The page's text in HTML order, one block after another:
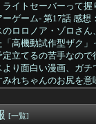
ライトセーバーって
ゲーム- 第17話 感想
のロロノア・ゾロさ
高機動試作型ザク
定立てるの苦手なの
より面白い漫画、ガ
みれちゃんのお尻を
居酒屋行く奴はバ
地震が発生した瞬間
[一覧]